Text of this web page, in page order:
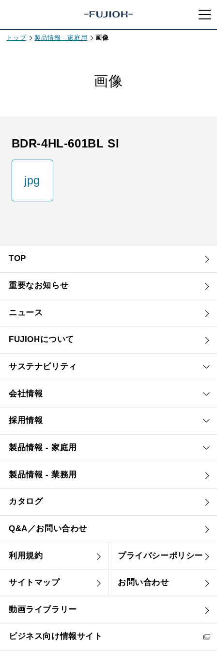
トップ 製品情報 - 家庭用 画像
画像
BDR-4HL-601BL SI
jpg
TOP
重要なお知らせ
ニュース
FUJIOHについて
サステナビリティ
会社情報
採用情報
製品情報 - 家庭用
製品情報 - 業務用
カタログ
Q&A／お問い合わせ
利用規約 プライバシーポリシー
サイトマップ お問い合わせ
動画ライブラリー
ビジネス向け情報サイト